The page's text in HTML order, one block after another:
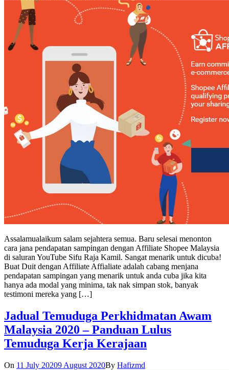
Assalamualaikum salam sejahtera semua. Baru selesai menonton
cara jana pendapatan sampingan dengan Affiliate Shopee Malaysia
di saluran YouTube Sifu Raja Kamil. Sangat menarik untuk dicuba!
Buat Duit dengan Affiliate Affialiate adalah cabang menjana
pendapatan sampingan yang menarik untuk anda cuba jika kita
hanya ada modal yang minima, tak nak simpan stok, banyak
testimoni mereka yang […]
Jadual Temuduga Perkhidmatan Awam
Malaysia 2020 – Panduan Lulus
Temuduga Kerja Kerajaan
On 11 July 20209 August 2020By Hafizmd